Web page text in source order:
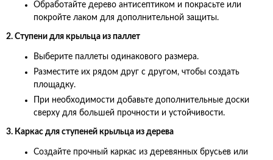
Обработайте дерево антисептиком и покрасьте или
покройте лаком для дополнительной защиты.
2. Ступени для крыльца из паллет
Выберите паллеты одинакового размера.
Разместите их рядом друг с другом, чтобы создать
площадку.
При необходимости добавьте дополнительные доски
сверху для большей прочности и устойчивости.
3. Каркас для ступеней крыльца из дерева
Создайте прочный каркас из деревянных брусьев или